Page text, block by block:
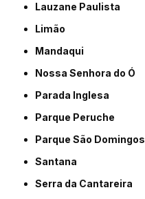
Lauzane Paulista
Limão
Mandaqui
Nossa Senhora do Ó
Parada Inglesa
Parque Peruche
Parque São Domingos
Santana
Serra da Cantareira